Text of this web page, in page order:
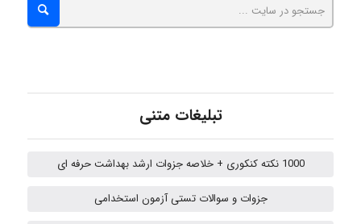
emami
تبلیغات متنی
1000 نکته کنکوری + خلاصه جزوات ارشد بهداشت حرفه ای
جزوات و سوالات تستی آزمون استخدامی